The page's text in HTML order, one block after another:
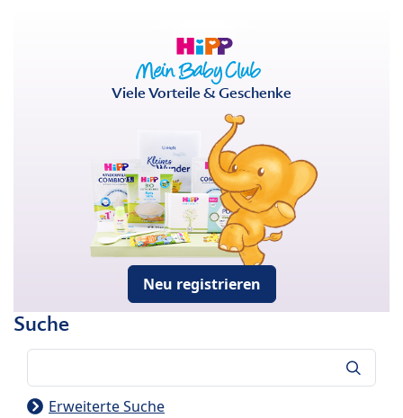
Viele Vorteile & Geschenke
Neu registrieren
Suche
Erweiterte Suche